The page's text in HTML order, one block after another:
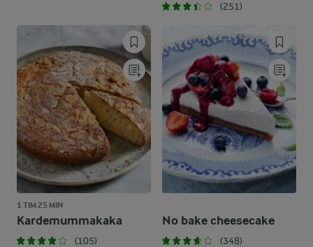
(251)
1 TIM 25 MIN
Kardemummakaka
(105)
No bake cheesecake
(348)